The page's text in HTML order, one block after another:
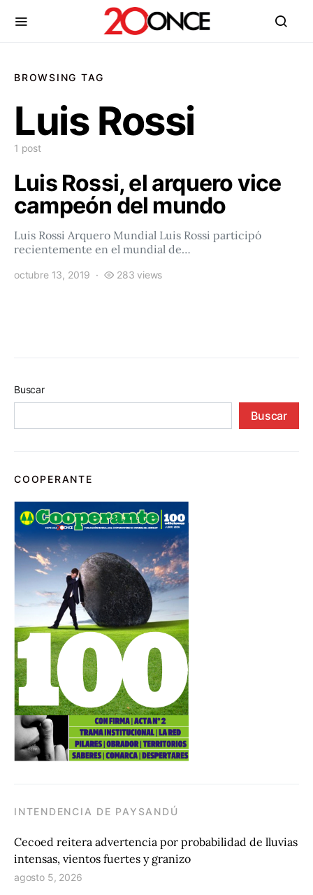
BROWSING TAG
Luis Rossi
1 post
Luis Rossi, el arquero vice
campeón del mundo
Luis Rossi Arquero Mundial Luis Rossi participó
recientemente en el mundial de…
octubre 13, 2019 283 views
Buscar
Buscar
COOPERANTE
INTENDENCIA DE PAYSANDÚ
Cecoed reitera advertencia por probabilidad de lluvias
intensas, vientos fuertes y granizo
agosto 5, 2026